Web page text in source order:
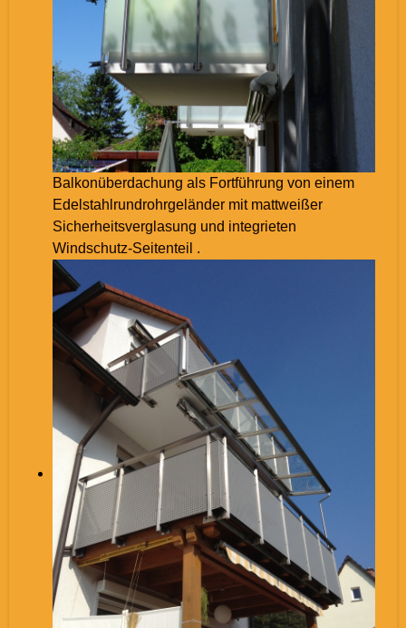
Balkonüberdachung als Fortführung von einem
Edelstahlrundrohrgeländer mit mattweißer
Sicherheitsverglasung und integrieten
Windschutz-Seitenteil .